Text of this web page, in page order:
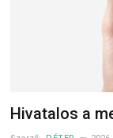
Hivatalos a